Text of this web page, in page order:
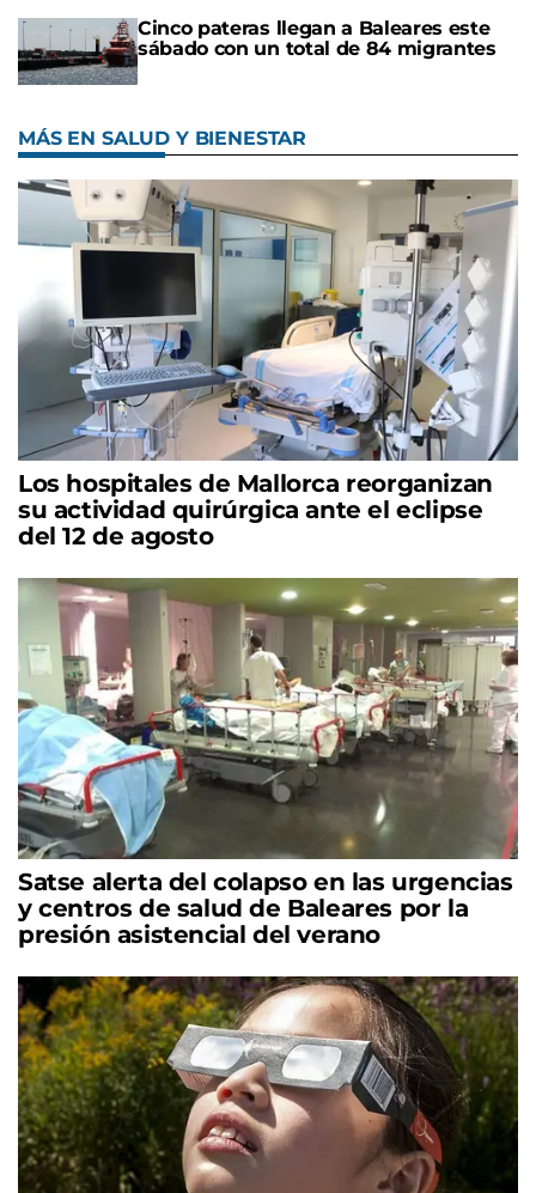
Cinco pateras llegan a Baleares este
sábado con un total de 84 migrantes
MÁS EN SALUD Y BIENESTAR
Los hospitales de Mallorca reorganizan
su actividad quirúrgica ante el eclipse
del 12 de agosto
Satse alerta del colapso en las urgencias
y centros de salud de Baleares por la
presión asistencial del verano